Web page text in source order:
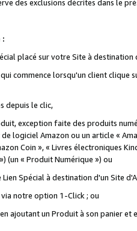
des exclusions décrites dans le
:
placé sur votre Site à destination
commence lorsqu'un client
depuis le clic,
exception faite des produits
logiciel Amazon ou un article «
Coin », « Livres électroniques
(un « Produit Numérique ») ou
Spécial à destination d'un Site
notre option 1-Click ; ou
ajoutant un Produit à son panier et